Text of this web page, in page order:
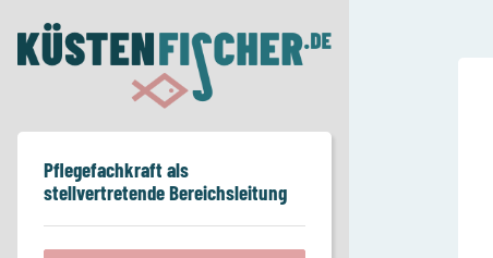
Pflegefachkraft als
stellvertretende Bereichsleitung